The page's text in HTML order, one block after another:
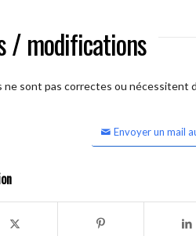
/ modifications
ne sont pas correctes ou nécessitent
Envoyer un mail